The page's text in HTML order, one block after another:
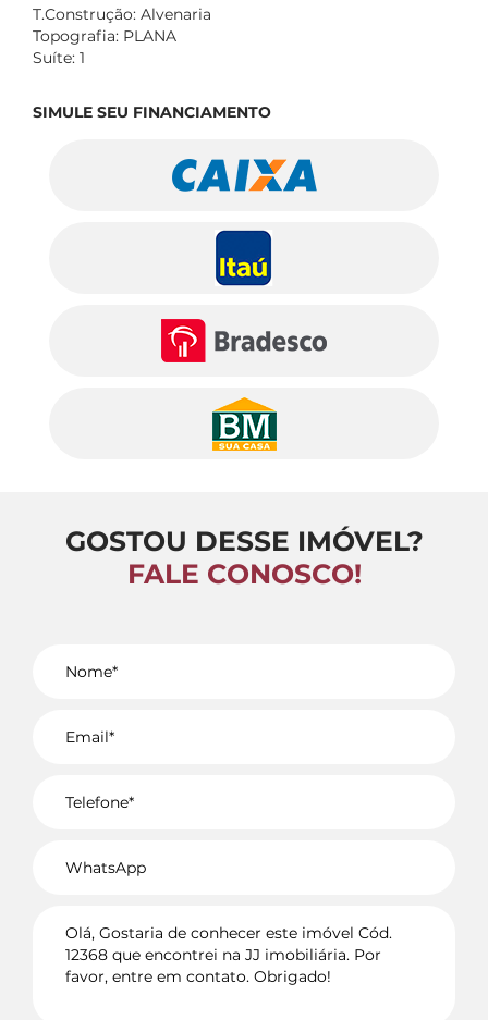
T.Construção: Alvenaria
Topografia: PLANA
Suíte: 1
SIMULE SEU FINANCIAMENTO
GOSTOU DESSE IMÓVEL?
FALE CONOSCO!